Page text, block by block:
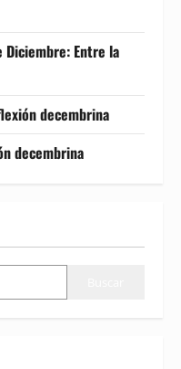
Diciembre: Entre la
decembrina
decembrina